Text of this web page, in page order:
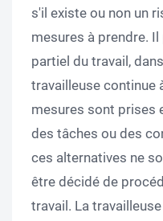
s'il existe ou non un
mesures à prendre.
partiel du travail,
travailleuse continue
mesures sont prises
des tâches ou des
ces alternatives ne
être décidé de
travail. La